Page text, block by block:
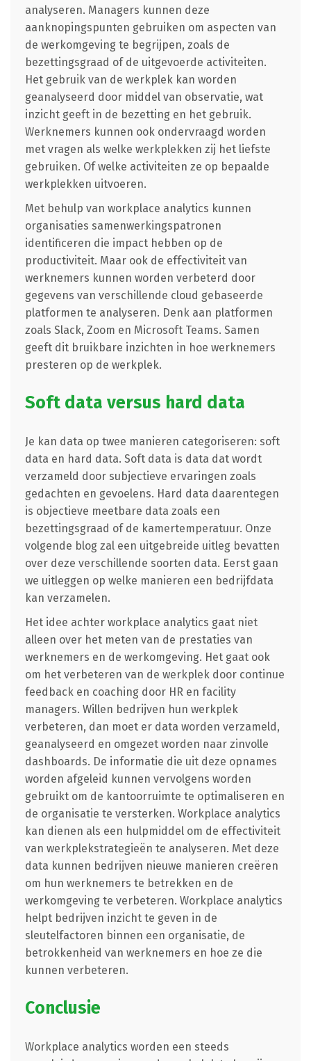
analyseren. Managers kunnen deze
aanknopingspunten gebruiken om aspecten van
de werkomgeving te begrijpen, zoals de
bezettingsgraad of de uitgevoerde activiteiten.
Het gebruik van de werkplek kan worden
geanalyseerd door middel van observatie, wat
inzicht geeft in de bezetting en het gebruik.
Werknemers kunnen ook ondervraagd worden
met vragen als welke werkplekken zij het liefste
gebruiken. Of welke activiteiten ze op bepaalde
werkplekken uitvoeren.
Met behulp van workplace analytics kunnen
organisaties samenwerkingspatronen
identificeren die impact hebben op de
productiviteit. Maar ook de effectiviteit van
werknemers kunnen worden verbeterd door
gegevens van verschillende cloud gebaseerde
platformen te analyseren. Denk aan platformen
zoals Slack, Zoom en Microsoft Teams. Samen
geeft dit bruikbare inzichten in hoe werknemers
presteren op de werkplek.
Soft data versus hard data
Je kan data op twee manieren categoriseren: soft
data en hard data. Soft data is data dat wordt
verzameld door subjectieve ervaringen zoals
gedachten en gevoelens. Hard data daarentegen
is objectieve meetbare data zoals een
bezettingsgraad of de kamertemperatuur. Onze
volgende blog zal een uitgebreide uitleg bevatten
over deze verschillende soorten data. Eerst gaan
we uitleggen op welke manieren een bedrijfdata
kan verzamelen.
Het idee achter workplace analytics gaat niet
alleen over het meten van de prestaties van
werknemers en de werkomgeving. Het gaat ook
om het verbeteren van de werkplek door continue
feedback en coaching door HR en facility
managers. Willen bedrijven hun werkplek
verbeteren, dan moet er data worden verzameld,
geanalyseerd en omgezet worden naar zinvolle
dashboards. De informatie die uit deze opnames
worden afgeleid kunnen vervolgens worden
gebruikt om de kantoorruimte te optimaliseren en
de organisatie te versterken. Workplace analytics
kan dienen als een hulpmiddel om de effectiviteit
van werkplekstrategieën te analyseren. Met deze
data kunnen bedrijven nieuwe manieren creëren
om hun werknemers te betrekken en de
werkomgeving te verbeteren. Workplace analytics
helpt bedrijven inzicht te geven in de
sleutelfactoren binnen een organisatie, de
betrokkenheid van werknemers en hoe ze die
kunnen verbeteren.
Conclusie
Workplace analytics worden een steeds